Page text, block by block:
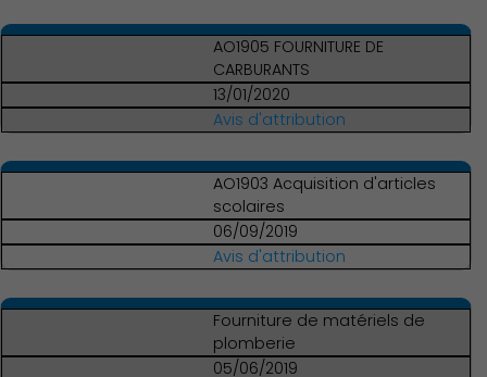
AO1905 FOURNITURE DE
CARBURANTS
13/01/2020
Avis d'attribution
AO1903 Acquisition d'articles
scolaires
06/09/2019
Avis d'attribution
Fourniture de matériels de
plomberie
05/06/2019